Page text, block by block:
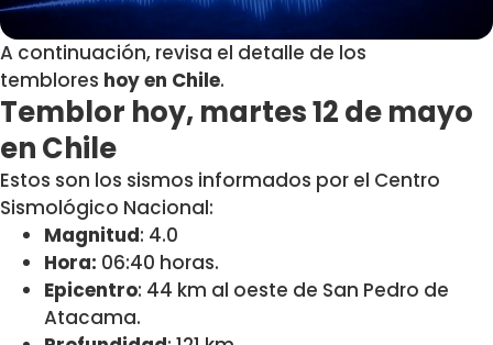
A continuación, revisa el detalle de los
temblores hoy en Chile.
Temblor hoy, martes 12de mayo
en Chile
Estos son los sismos informados por el Centro
Sismológico Nacional:
Magnitud: 4.0
Hora: 06:40 horas.
Epicentro: 44 km al oeste de San Pedro de
Atacama.